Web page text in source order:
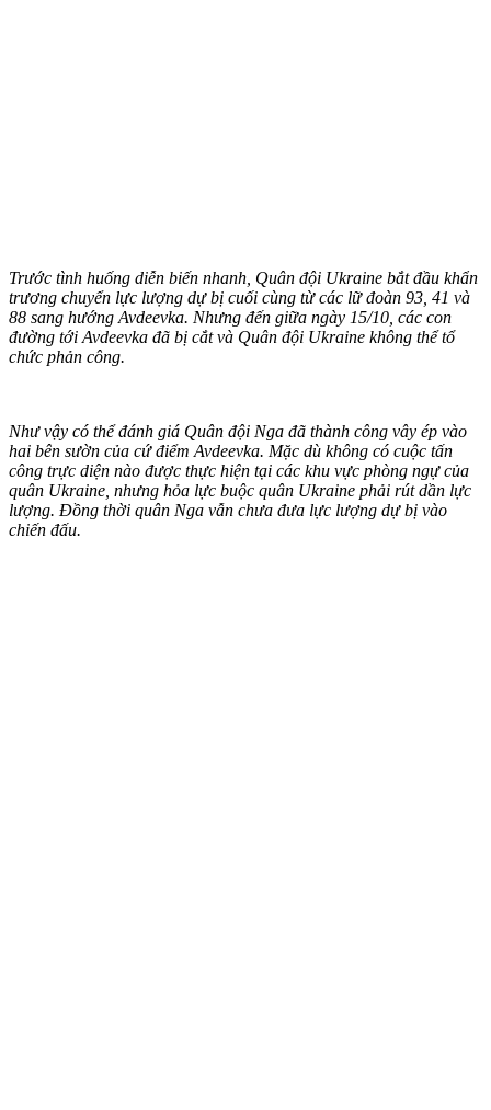
Trước tình huống diễn biến nhanh, Quân đội Ukraine bắt đầu khẩn
trương chuyển lực lượng dự bị cuối cùng từ các lữ đoàn 93, 41 và
88 sang hướng Avdeevka. Nhưng đến giữa ngày 15/10, các con
đường tới Avdeevka đã bị cắt và Quân đội Ukraine không thể tổ
chức phản công.
Như vậy có thể đánh giá Quân đội Nga đã thành công vây ép vào
hai bên sườn của cứ điểm Avdeevka. Mặc dù không có cuộc tấn
công trực diện nào được thực hiện tại các khu vực phòng ngự của
quân Ukraine, nhưng hỏa lực buộc quân Ukraine phải rút dần lực
lượng. Đồng thời quân Nga vẫn chưa đưa lực lượng dự bị vào
chiến đấu.